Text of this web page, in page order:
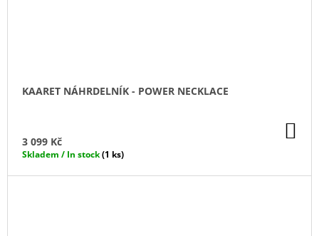
KAARET NÁHRDELNÍK - POWER NECKLACE
3 099 Kč
Skladem / In stock(1 ks)